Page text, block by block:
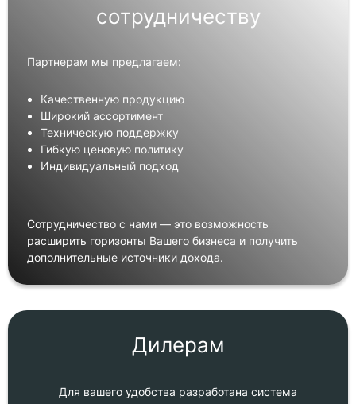
сотрудничеству
Партнерам мы предлагаем:
Качественную продукцию
Широкий ассортимент
Техническую поддержку
Гибкую ценовую политику
Индивидуальный подход
Сотрудничество с нами — это возможность
расширить горизонты Вашего бизнеса и получить
дополнительные источники дохода.
Дилерам
Для вашего удобства разработана система